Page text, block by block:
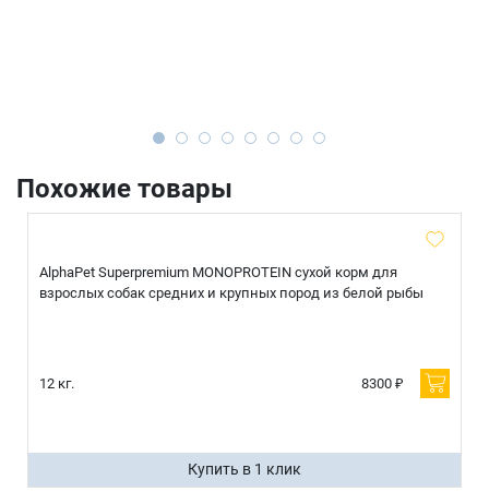
Похожие товары
AlphaPet Superpremium MONOPROTEIN сухой корм для
взрослых собак средних и крупных пород из белой рыбы
12 кг. 8300 ₽
Купить в 1 клик